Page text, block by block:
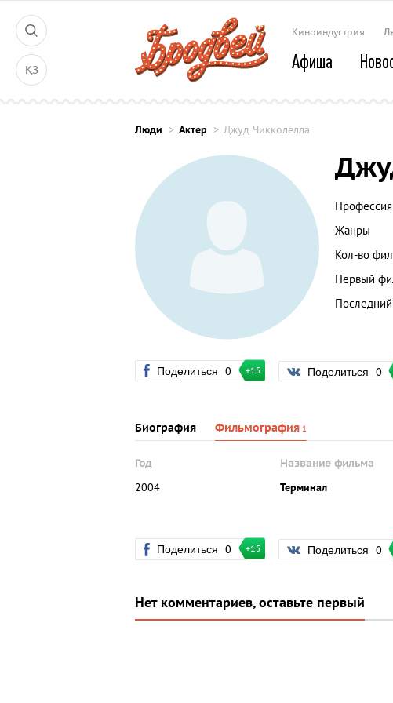
ҚЗ
Киноиндустрия
Афиша
Люди Актер Джуд Чикколелла
Профессия
Жанры
Кол-во
Первый
Поделиться 0 +15 Поделиться 0
Биография Фильмография 1
Год Название фильма
2004 Терминал
Поделиться 0 +15 Поделиться 0
Нет комментариев, оставьте первый